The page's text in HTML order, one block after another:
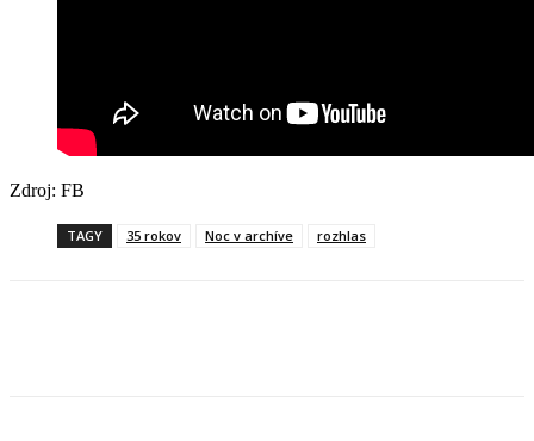
Zdroj: FB
TAGY 35 rokov Noc v archíve rozhlas